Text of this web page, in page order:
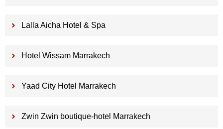
Lalla Aicha Hotel & Spa
Hotel Wissam Marrakech
Yaad City Hotel Marrakech
Zwin Zwin boutique-hotel Marrakech